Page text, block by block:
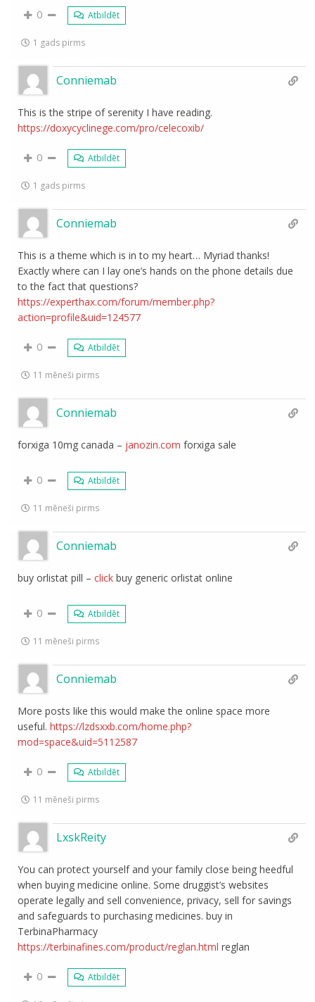
0 Atbildēt
1 gads pirms
Conniemab
This is the stripe of serenity I have reading.
https://doxycyclinege.com/pro/celecoxib/
0 Atbildēt
1 gads pirms
Conniemab
This is a theme which is in to my heart… Myriad thanks!
Exactly where can I lay one’s hands on the phone details due
to the fact that questions?
https://experthax.com/forum/member.php?
action=profile&uid=124577
0 Atbildēt
11 mēneši pirms
Conniemab
forxiga 10mg canada – janozin.com forxiga sale
0 Atbildēt
11 mēneši pirms
Conniemab
buy orlistat pill –click buy generic orlistat online
0 Atbildēt
11 mēneši pirms
Conniemab
More posts like this would make the online space more
useful.https://lzdsxxb.com/home.php?
mod=space&uid=5112587
0 Atbildēt
11 mēneši pirms
LxskReity
You can protect yourself and your family close being heedful
when buying medicine online. Some druggist’s websites
operate legally and sell convenience, privacy, sell for savings
and safeguards to purchasing medicines. buy in
TerbinaPharmacy
https://terbinafines.com/product/reglan.html reglan
0 Atbildēt